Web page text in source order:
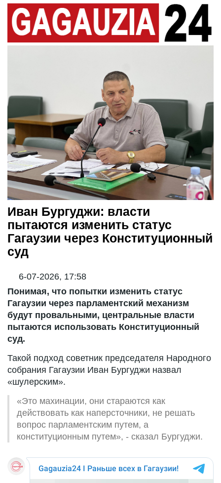
Иван Бургуджи: власти
пытаются изменить статус
Гагаузии через Конституционный
суд
6-07-2026, 17:58
Понимая, что попытки изменить статус
Гагаузии через парламентский механизм
будут провальными, центральные власти
пытаются использовать Конституционный
суд.
Такой подход советник председателя Народного
собрания Гагаузии Иван Бургуджи назвал
«шулерским».
«Это махинации, они стараются как
действовать как наперсточники, не решать
вопрос парламентским путем, а
конституционным путем», - сказал Бургуджи.